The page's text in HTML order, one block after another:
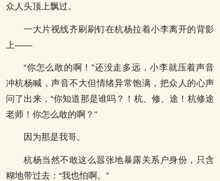
众人头顶上飘过。
一大片视线齐刷刷钉在杭杨拉着小李离开的背影
上——
“你怎么敢的啊！”还没走多远，小李就压着声音
冲杭杨喊，声音不大但情绪异常饱满，把众人的心声
问了出来，“你知道那是谁吗？！杭、修、途！杭修途
老师！你怎么敢的啊？”
因为那是我哥。
杭杨当然不敢这么嚣张地暴露关系户身份，只含
糊地带过去：“我也怕啊。”